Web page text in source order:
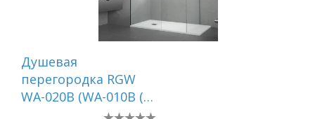
Душевая
перегородка RGW
WA-020B (WA-010B (2
шт.) + S-1220 B)